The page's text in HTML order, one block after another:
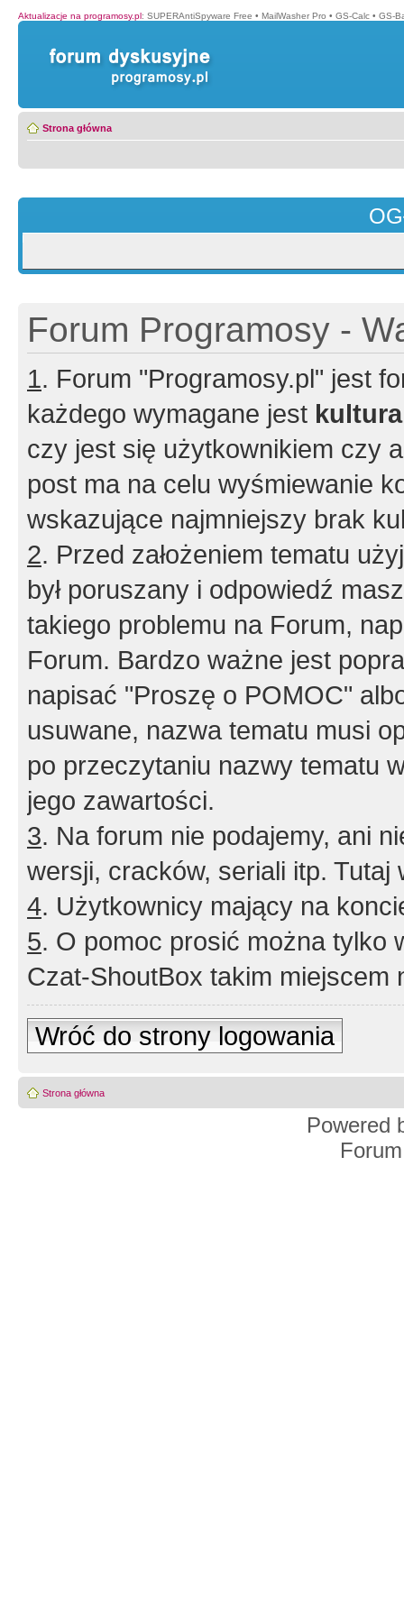
Aktualizacje na programosy.pl: SUPERAntiSpyware Free • MailWasher Pro • GS-Calc • GS-
Strona główna
Forum Programosy -
1. Forum "Programosy.pl" jest
każdego wymagane jest
czy jest się użytkownikiem czy
post ma na celu wyśmiewanie
wskazujące najmniejszy brak
2. Przed założeniem tematu
był poruszany i odpowiedź
takiego problemu na Forum,
Forum. Bardzo ważne jest
napisać "Proszę o POMOC"
usuwane, nazwa tematu musi
po przeczytaniu nazwy tematu
jego zawartości.
3. Na forum nie podajemy, ani
wersji, cracków, seriali itp. Tutaj
4. Użytkownicy mający na
5. O pomoc prosić można tylko
Czat-ShoutBox takim miejscem
Wróć do strony logowania
Strona główna
Powered